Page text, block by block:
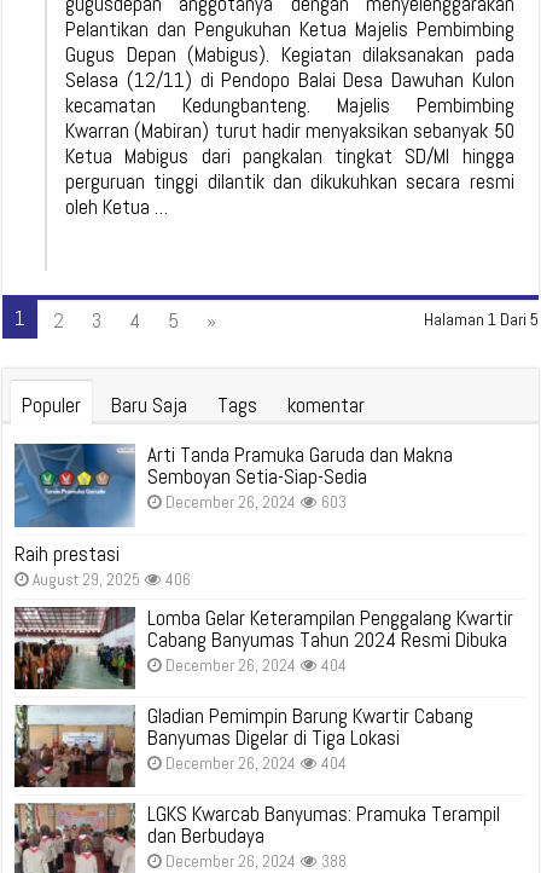
Pelantikan dan Pengukuhan Ketua Majelis Pembimbing
Gugus Depan (Mabigus). Kegiatan dilaksanakan pada
Selasa (12/11) di Pendopo Balai Desa Dawuhan Kulon
kecamatan Kedungbanteng. Majelis Pembimbing
Kwarran (Mabiran) turut hadir menyaksikan sebanyak 50
Ketua Mabigus dari pangkalan tingkat SD/MI hingga
perguruan tinggi dilantik dan dikukuhkan secara resmi
oleh Ketua …
Halaman 1 Dari 5
1 2 3 4 5 »
Populer Baru Saja Tags
komentar
Arti Tanda Pramuka Garuda dan Makna
Semboyan Setia-Siap-Sedia
December 26, 2024 603
Raih prestasi
August 29, 2025 406
Lomba Gelar Keterampilan Penggalang Kwartir
Cabang Banyumas Tahun 2024 Resmi Dibuka
December 26, 2024 404
Gladian Pemimpin Barung Kwartir Cabang
Banyumas Digelar di Tiga Lokasi
December 26, 2024 404
LGKS Kwarcab Banyumas: Pramuka Terampil
dan Berbudaya
December 26, 2024 388